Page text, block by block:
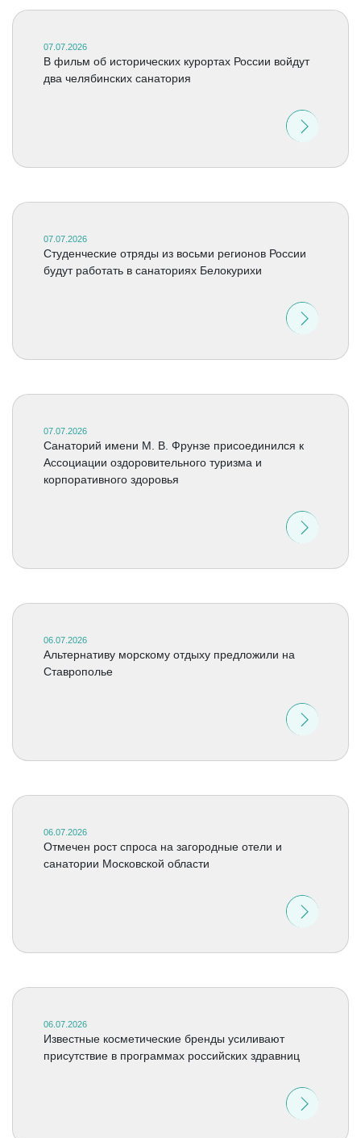
07.07.2026
В фильм об исторических курортах России войдут
два челябинских санатория
07.07.2026
Студенческие отряды из восьми регионов России
будут работать в санаториях Белокурихи
07.07.2026
Санаторий имени М. В. Фрунзе присоединился к
Ассоциации оздоровительного туризма и
корпоративного здоровья
06.07.2026
Альтернативу морскому отдыху предложили на
Ставрополье
06.07.2026
Отмечен рост спроса на загородные отели и
санатории Московской области
06.07.2026
Известные косметические бренды усиливают
присутствие в программах российских здравниц